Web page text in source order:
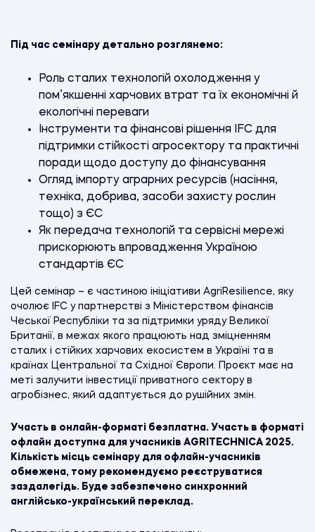
Під час семінару детально розглянемо:
Роль сталих технологій охолодження у
пом’якшенні харчових втрат та їх економічні й
екологічні переваги
Інструменти та фінансові рішення IFC для
підтримки стійкості агросектору та практичні
поради щодо доступу до фінансування
Огляд імпорту аграрних ресурсів (насіння,
техніка, добрива, засоби захисту рослин
тощо) з ЄС
Як передача технологій та сервісні мережі
прискорюють впровадження Україною
стандартів ЄС
Цей семінар – є частиною ініціативи AgriResilience, яку
очолює IFC у партнерстві з Міністерством фінансів
Чеської Республіки та за підтримки уряду Великої
Британії, в межах якого працюють над зміцненням
сталих і стійких харчових екосистем в Україні та в
країнах Центральної та Східної Європи. Проєкт має на
меті залучити інвестиції приватного сектору в
агробізнес, який адаптується до рушійних змін.
Участь в онлайн-форматі безплатна. Участь в форматі
офлайн доступна для учасників AGRITECHNICA 2025.
Кількість місць семінару для офлайн-учасників
обмежена, тому рекомендуємо реєструватися
заздалегідь. Буде забезпечено синхронний
англійсько-український переклад.